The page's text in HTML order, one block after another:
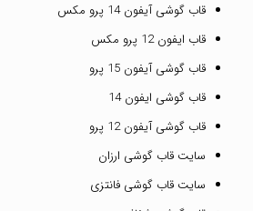
قاب گوشی آیفون 14 پرو مکس
قاب ایفون 12 پرو مکس
قاب گوشی آیفون 15 پرو
قاب گوشی ایفون 14
قاب گوشی آیفون 12 پرو
سایت قاب گوشی ارزان
سایت قاب گوشی فانتزی